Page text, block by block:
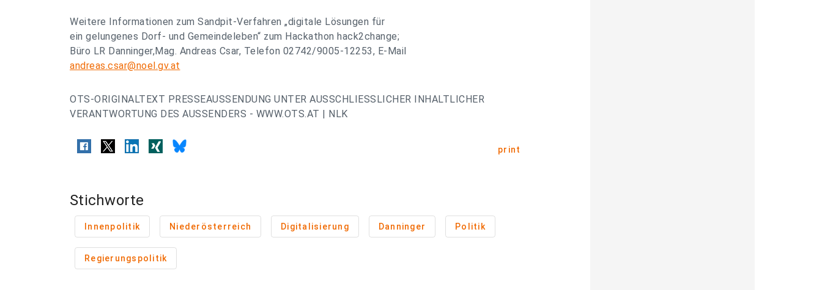
Weitere Informationen zum Sandpit-Verfahren „digitale Lösungen für
ein gelungenes Dorf- und Gemeindeleben“ zum Hackathon hack2change;
Büro LR Danninger,Mag. Andreas Csar, Telefon 02742/9005-12253, E-Mail
andreas.csar@noel.gv.at
OTS-ORIGINALTEXT PRESSEAUSSENDUNG UNTER AUSSCHLIESSLICHER INHALTLICHER
VERANTWORTUNG DES AUSSENDERS - WWW.OTS.AT | NLK
print
Stichworte
Innenpolitik Niederösterreich Digitalisierung Danninger Politik
Regierungspolitik